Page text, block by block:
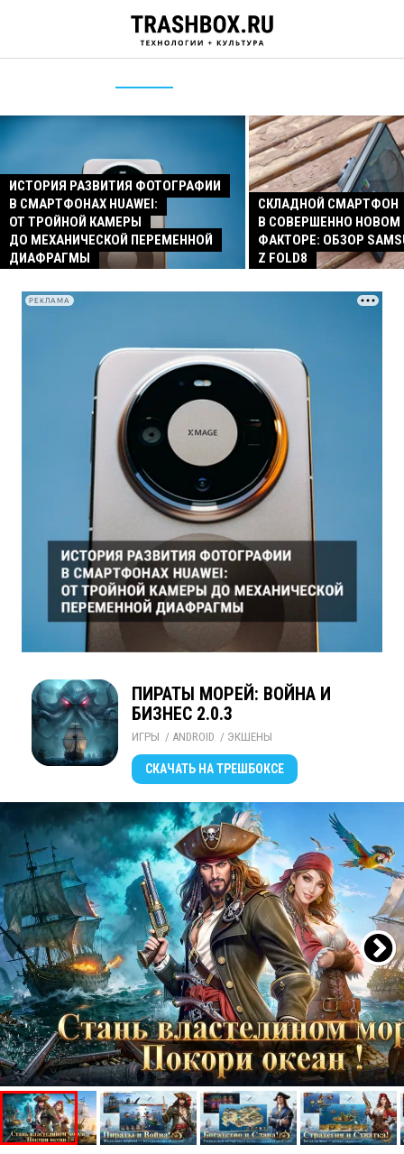
ИСТОРИЯ РАЗВИТИЯ ФОТОГРАФИИ
В СМАРТФОНАХ HUAWEI:
ОТ ТРОЙНОЙ КАМЕРЫ
ДО МЕХАНИЧЕСКОЙ ПЕРЕМЕННОЙ
ДИАФРАГМЫ
СКЛАДНОЙ СМАРТФОН
В СОВЕРШЕННО
ФАКТОРЕ: ОБЗОР
Z FOLD8
РЕКЛАМА
ПИРАТЫ МОРЕЙ: ВОЙНА И
БИЗНЕС 2.0.3
ИГРЫ / ANDROID / ЭКШЕНЫ
СКАЧАТЬ НА ТРЕШБОКСЕ